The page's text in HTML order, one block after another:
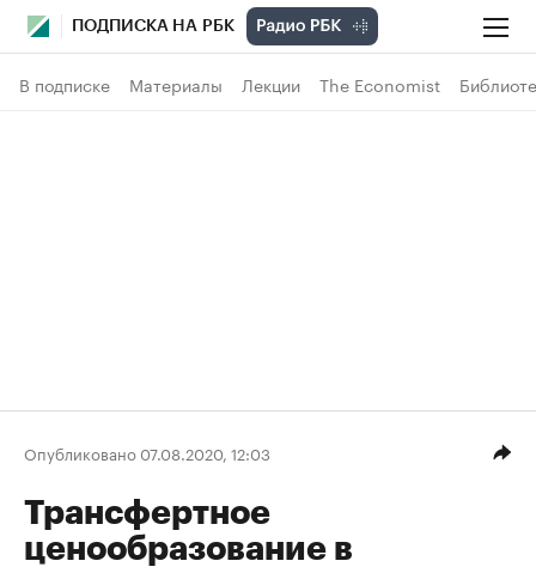
ПОДПИСКА НА РБК
В подписке Материалы Лекции The Economist
Опубликовано 07.08.2020, 12:03
Трансфертное
ценообразование в